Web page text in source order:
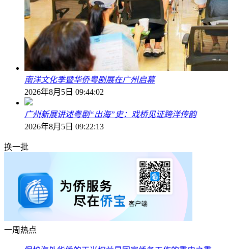
南洋文化季暨华侨粤剧展在广州启幕
2026年8月5日 09:44:02
广州新展讲述粤剧“出海”史：戏桥见证跨洋传韵
2026年8月5日 09:22:13
换一批
一周热点